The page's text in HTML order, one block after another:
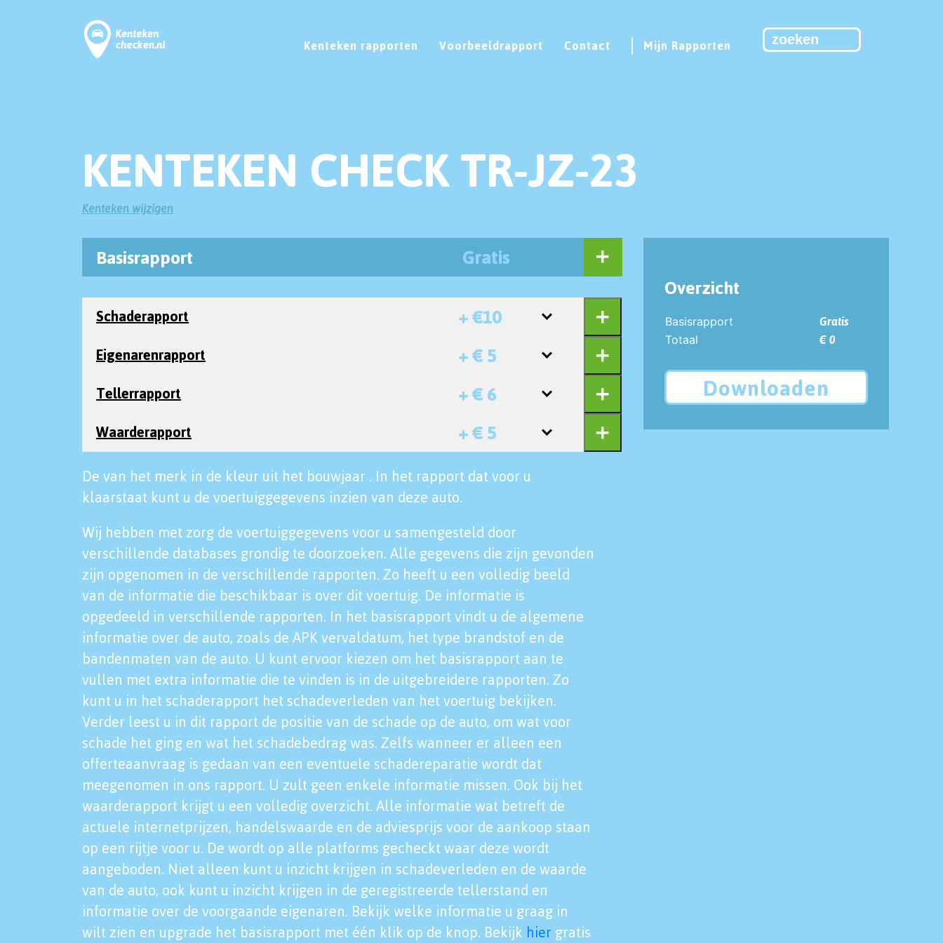
Kenteken rapporten Voorbeeldrapport Contact Mijn Rapporten
KENTEKEN CHECK TR-JZ-23
Kenteken wijzigen
Basisrapport Gratis
Schaderapport + €10
Eigenarenrapport + € 5
Tellerrapport + € 6
Waarderapport + € 5
De van het merk in de kleur uit het bouwjaar . In het rapport dat voor u
klaarstaat kunt u de voertuiggegevens inzien van deze auto.
Wij hebben met zorg de voertuiggegevens voor u samengesteld door
verschillende databases grondig te doorzoeken. Alle gegevens die zijn gevonden
zijn opgenomen in de verschillende rapporten. Zo heeft u een volledig beeld
van de informatie die beschikbaar is over dit voertuig. De informatie is
opgedeeld in verschillende rapporten. In het basisrapport vindt u de algemene
informatie over de auto, zoals de APK vervaldatum, het type brandstof en de
bandenmaten van de auto. U kunt ervoor kiezen om het basisrapport aan te
vullen met extra informatie die te vinden is in de uitgebreidere rapporten. Zo
kunt u in het schaderapport het schadeverleden van het voertuig bekijken.
Verder leest u in dit rapport de positie van de schade op de auto, om wat voor
schade het ging en wat het schadebedrag was. Zelfs wanneer er alleen een
offerteaanvraag is gedaan van een eventuele schadereparatie wordt dat
meegenomen in ons rapport. U zult geen enkele informatie missen. Ook bij het
waarderapport krijgt u een volledig overzicht. Alle informatie wat betreft de
actuele internetprijzen, handelswaarde en de adviesprijs voor de aankoop staan
op een rijtje voor u. De wordt op alle platforms gecheckt waar deze wordt
aangeboden. Niet alleen kunt u inzicht krijgen in schadeverleden en de waarde
van de auto, ook kunt u inzicht krijgen in de geregistreerde tellerstand en
informatie over de voorgaande eigenaren. Bekijk welke informatie u graag in
wilt zien en upgrade het basisrapport met één klik op de knop. Bekijk hier gratis
Overzicht
Basisrapport
Gratis
Totaal
€ 0
Downloaden